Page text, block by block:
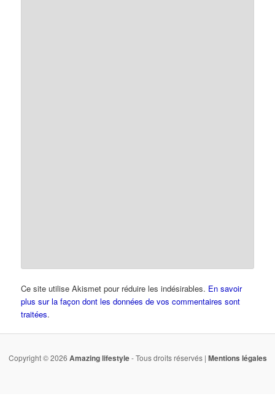
Ce site utilise Akismet pour réduire les indésirables. En savoir
plus sur la façon dont les données de vos commentaires sont
traitées.
Copyright © 2026 Amazing lifestyle- Tous droits réservés | Mentions légales